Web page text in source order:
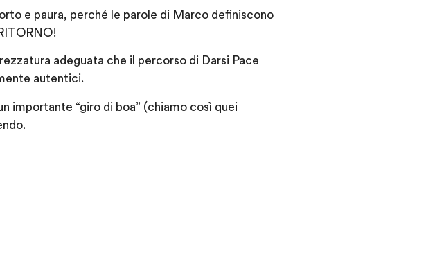
e paura, perché le parole di Marco definiscono
adeguata che il percorso di Darsi Pace
autentici.
importante “giro di boa” (chiamo così quei